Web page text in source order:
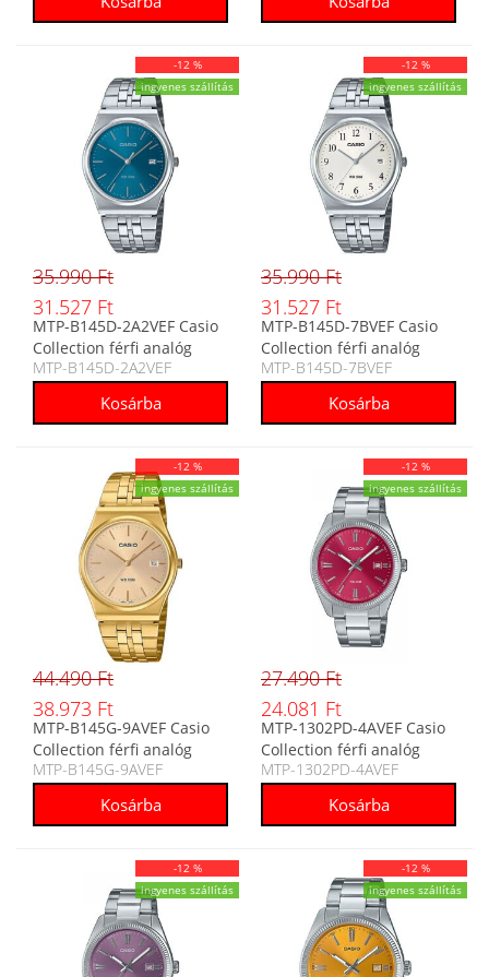
-12 %
ingyenes szállítás
35.990 Ft
31.527 Ft
MTP-B145D-2A2VEF Casio
Collection férfi analóg
karóra
MTP-B145D-2A2VEF
-12 %
ingyenes szállítás
35.990 Ft
31.527 Ft
MTP-B145D-7BVEF Casio
Collection férfi analóg
karóra
MTP-B145D-7BVEF
-12 %
ingyenes szállítás
44.490 Ft
38.973 Ft
MTP-B145G-9AVEF Casio
Collection férfi analóg
karóra
MTP-B145G-9AVEF
-12 %
ingyenes szállítás
27.490 Ft
24.081 Ft
MTP-1302PD-4AVEF Casio
Collection férfi analóg
karóra
MTP-1302PD-4AVEF
-12 %
ingyenes szállítás
-12 %
ingyenes szállítás